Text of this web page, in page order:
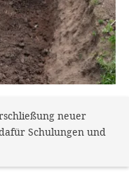
neuer
Schulungen und
for our
accept
cookies
optional
settings
'Cookie